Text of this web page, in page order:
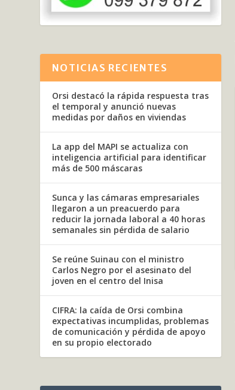
NOTICIAS RECIENTES
Orsi destacó la rápida respuesta tras
el temporal y anunció nuevas
medidas por daños en viviendas
La app del MAPI se actualiza con
inteligencia artificial para identificar
más de 500 máscaras
Sunca y las cámaras empresariales
llegaron a un preacuerdo para
reducir la jornada laboral a 40 horas
semanales sin pérdida de salario
Se reúne Suinau con el ministro
Carlos Negro por el asesinato del
joven en el centro del Inisa
CIFRA: la caída de Orsi combina
expectativas incumplidas, problemas
de comunicación y pérdida de apoyo
en su propio electorado